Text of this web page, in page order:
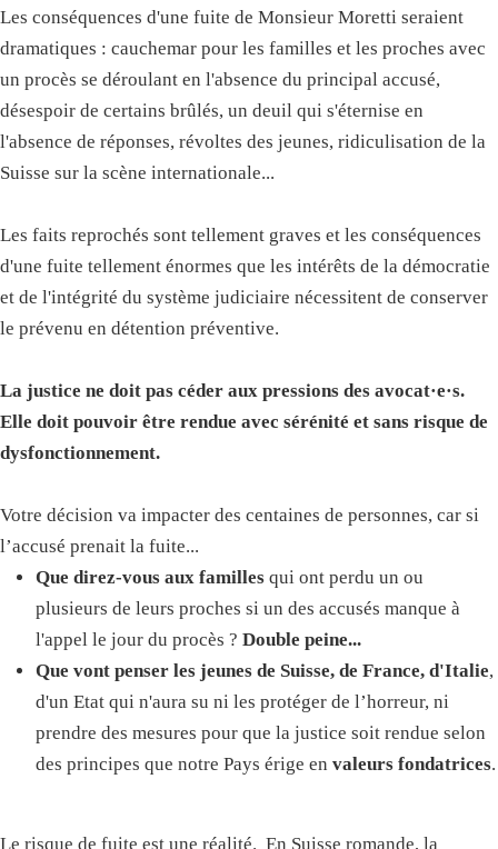
Les conséquences d'une fuite de Monsieur Moretti seraient
dramatiques : cauchemar pour les familles et les proches avec
un procès se déroulant en l'absence du principal accusé,
désespoir de certains brûlés, un deuil qui s'éternise en
l'absence de réponses, révoltes des jeunes, ridiculisation de la
Suisse sur la scène internationale...
Les faits reprochés sont tellement graves et les conséquences
d'une fuite tellement énormes que les intérêts de la démocratie
et de l'intégrité du système judiciaire nécessitent de conserver
le prévenu en détention préventive.
La justice ne doit pas céder aux pressions des avocat·e·s.
Elle doit pouvoir être rendue avec sérénité et sans risque de
dysfonctionnement.
Votre décision va impacter des centaines de personnes, car si
l’accusé prenait la fuite...
Que direz-vous aux familles qui ont perdu un ou
plusieurs de leurs proches si un des accusés manque à
l'appel le jour du procès ? Double peine...
Que vont penser les jeunes de Suisse, de France, d'Italie,
d'un Etat qui n'aura su ni les protéger de l’horreur, ni
prendre des mesures pour que la justice soit rendue selon
des principes que notre Pays érige en valeurs fondatrices.
Le risque de fuite est une réalité. En Suisse romande, la